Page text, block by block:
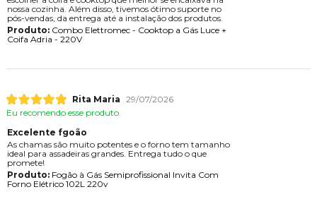
nossa cozinha. Além disso, tivemos ótimo suporte no
pós-vendas, da entrega até a instalação dos produtos.
Produto:Combo Elettromec - Cooktop a Gás Luce +
Coifa Adria - 220V
Rita Maria 29/07/2026
Eu recomendo esse produto.
Excelente fgoão
As chamas são muito potentes e o forno tem tamanho
ideal para assadeiras grandes. Entrega tudo o que
promete!
Produto:Fogão à Gás Semiprofissional Invita Com
Forno Elétrico 102L 220v